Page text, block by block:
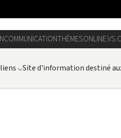
COMMUNICATIONTHÈMES
⌵Site d'information destiné